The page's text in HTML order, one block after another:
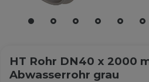
HT Rohr DN40 x 2000
Abwasserrohr grau